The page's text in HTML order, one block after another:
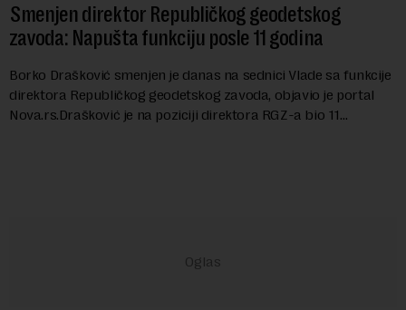
Smenjen direktor Republičkog geodetskog
zavoda: Napušta funkciju posle 11 godina
Borko Drašković smenjen je danas na sednici Vlade sa funkcije
direktora Republičkog geodetskog zavoda, objavio je portal
Nova.rs.Drašković je na poziciji direktora RGZ-a bio 11